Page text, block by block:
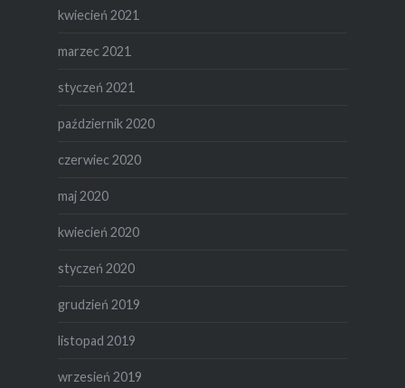
kwiecień 2021
marzec 2021
styczeń 2021
październik 2020
czerwiec 2020
maj 2020
kwiecień 2020
styczeń 2020
grudzień 2019
listopad 2019
wrzesień 2019